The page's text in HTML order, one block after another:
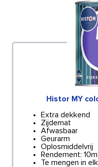
Histor MY
Extra dekkend
Zijdemat
Afwasbaar
Geurarm
Oplosmiddelvrij
Rendement:
Te mengen in